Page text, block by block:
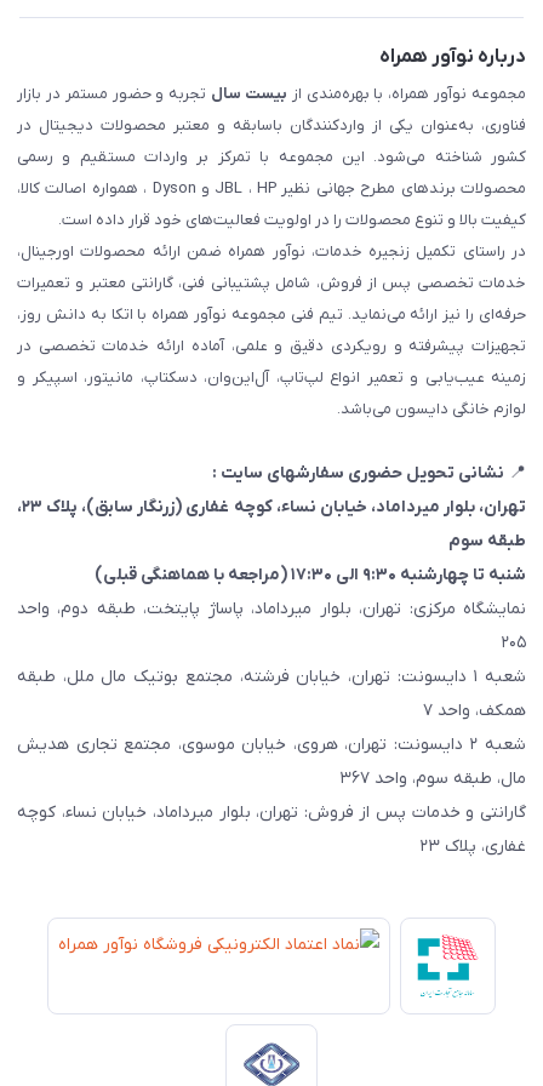
درباره نوآور همراه
مجموعه نوآور همراه، با بهره‌مندی از بیست سال تجربه و حضور مستمر در بازار
فناوری، به‌عنوان یکی از واردکنندگان باسابقه و معتبر محصولات دیجیتال در
کشور شناخته می‌شود. این مجموعه با تمرکز بر واردات مستقیم و رسمی
محصولات برندهای مطرح جهانی نظیر JBL ، HP و Dyson ، همواره اصالت کالا،
کیفیت بالا و تنوع محصولات را در اولویت فعالیت‌های خود قرار داده است.
در راستای تکمیل زنجیره خدمات، نوآور همراه ضمن ارائه محصولات اورجینال،
خدمات تخصصی پس از فروش، شامل پشتیبانی فنی، گارانتی معتبر و تعمیرات
حرفه‌ای را نیز ارائه می‌نماید. تیم فنی مجموعه نوآور همراه با اتکا به دانش روز،
تجهیزات پیشرفته و رویکردی دقیق و علمی، آماده ارائه خدمات تخصصی در
زمینه عیب‌یابی و تعمیر انواع لپ‌تاپ، آل‌این‌وان، دسکتاپ، مانیتور، اسپیکر و
لوازم خانگی دایسون می‌باشد.
📍 نشانی تحویل حضوری سفارشهای سایت :
تهران، بلوار میرداماد، خیابان نساء، کوچه غفاری (زرنگار سابق)
، پلاک ۲۳،
طبقه سوم
شنبه تا چهارشنبه ۹:۳۰ الی ۱۷:۳۰ (مراجعه با هماهنگی قبلی)
نمایشگاه مرکزی: تهران، بلوار میرداماد، پاساژ پایتخت، طبقه دوم، واحد
۲۰۵
شعبه ۱ دایسونت: تهران، خیابان فرشته، مجتمع بوتیک مال ملل، طبقه
همکف، واحد ۷
شعبه ۲ دایسونت: تهران، هروی، خیابان موسوی، مجتمع تجاری هدیش
مال، طبقه سوم، واحد ۳۶۷
گارانتی و خدمات پس از فروش: تهران، بلوار میرداماد، خیابان نساء، کوچه
غفاری، پلاک ۲۳